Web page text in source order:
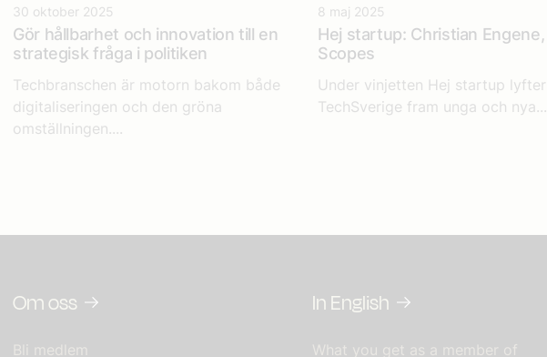
30 oktober 2025
Gör hållbarhet och innovation till en
strategisk fråga i politiken
Techbranschen är motorn bakom både
digitaliseringen och den gröna
omställningen....
8 maj 2025
Hej startup: Christian Engene,
Scopes
Under vinjetten Hej startup lyfter
TechSverige fram unga och nya...
Om oss
Bli medlem
In English
What you get as a member of